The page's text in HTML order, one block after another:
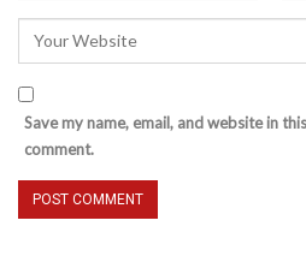
Save my name, email, and website in
comment.